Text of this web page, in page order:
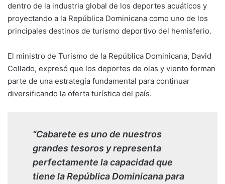
dentro de la industria global de los deportes acuáticos y
proyectando a la República Dominicana como uno de los
principales destinos de turismo deportivo del hemisferio.
El ministro de Turismo de la República Dominicana, David
Collado, expresó que los deportes de olas y viento forman
parte de una estrategia fundamental para continuar
diversificando la oferta turística del país.
“Cabarete es uno de nuestros
grandes tesoros y representa
perfectamente la capacidad que
tiene la República Dominicana para